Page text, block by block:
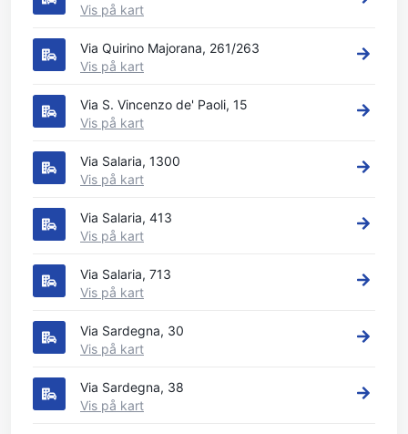
Vis på kart
Via Quirino Majorana, 261/263
Vis på kart
Via S. Vincenzo de' Paoli, 15
Vis på kart
Via Salaria, 1300
Vis på kart
Via Salaria, 413
Vis på kart
Via Salaria, 713
Vis på kart
Via Sardegna, 30
Vis på kart
Via Sardegna, 38
Vis på kart